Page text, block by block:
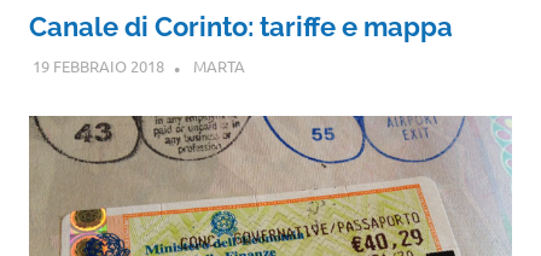
Canale di Corinto: tariffe e mappa
19 FEBBRAIO 2018 MARTA